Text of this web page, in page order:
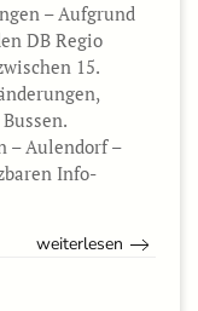
– Aufgrund
DB Regio
15.
– Aulendorf –
Info-
weiterlesen